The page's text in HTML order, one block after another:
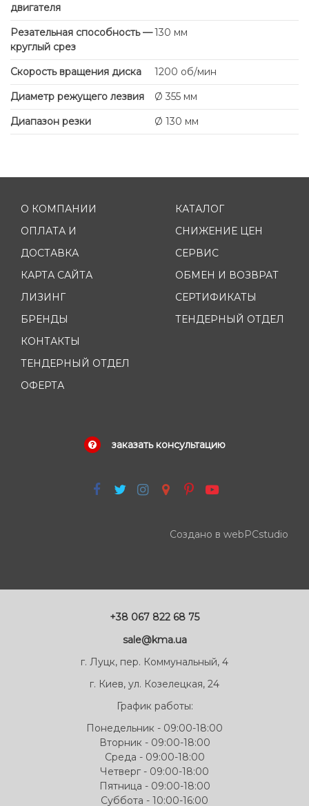
двигателя
Резательная способность —
круглый срез
130 мм
Скорость вращения диска
1200 об/мин
Диаметр режущего лезвия
Ø 355 мм
Диапазон резки
Ø 130 мм
О КОМПАНИИ
ОПЛАТА И
ДОСТАВКА
КАРТА САЙТА
ЛИЗИНГ
БРЕНДЫ
КОНТАКТЫ
ТЕНДЕРНЫЙ ОТДЕЛ
ОФЕРТА
КАТАЛОГ
СНИЖЕНИЕ ЦЕН
СЕРВИС
ОБМЕН И ВОЗВРАТ
СЕРТИФИКАТЫ
ТЕНДЕРНЫЙ ОТДЕЛ
заказать консультацию
Создано в webPCstudio
+38 067 822 68 75
sale@kma.ua
г. Луцк, пер. Коммунальный, 4
г. Киев, ул. Козелецкая, 24
График работы:
Понедельник - 09:00-18:00
Вторник - 09:00-18:00
Среда - 09:00-18:00
Четверг - 09:00-18:00
Пятница - 09:00-18:00
Суббота - 10:00-16:00